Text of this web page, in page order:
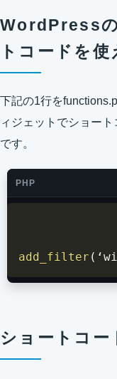
WordPress
トコードを
下記の1行を
ィジェットでショー
です。
PHP
add_filter (
ショートコー